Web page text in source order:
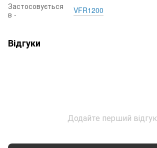
Застосовується
в -
VFR1200
Відгуки
Додайте перший відгук